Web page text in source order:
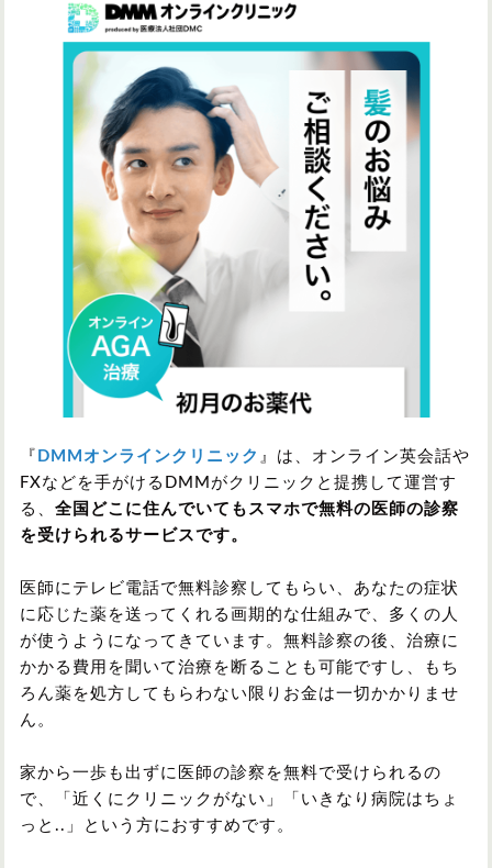
『 DMMオンラインクリニック 』は、オンライン英会話や
FXなどを手がけるDMMがクリニックと提携して運営す
る、 全国どこに住んでいてもスマホで無料の医師の診察
を受けられるサービスです。
医師にテレビ電話で無料診察してもらい、あなたの症状
に応じた薬を送ってくれる画期的な仕組みで、多くの人
が使うようになってきています。無料診察の後、治療に
かかる費用を聞いて治療を断ることも可能ですし、もち
ろん薬を処方してもらわない限りお金は一切かかりませ
ん。
家から一歩も出ずに医師の診察を無料で受けられるの
で、「近くにクリニックがない」「いきなり病院はちょ
っと..」という方におすすめです。